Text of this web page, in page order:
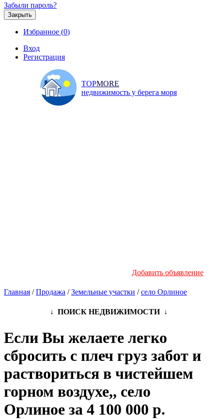
Забыли пароль?
Закрыть
Избранное (0)
Вход
Регистрация
TOPMORE
недвижимость у берега моря
Добавить объявление
Главная /Продажа /Земельные участки /село Орлиное
↓ ПОИСК НЕДВИЖИМОСТИ ↓
Если Вы желаете легко
сбросить с плеч груз забот и
раствориться в чистейшем
горном воздухе,, село
Орлиное за 4 100 000 р.